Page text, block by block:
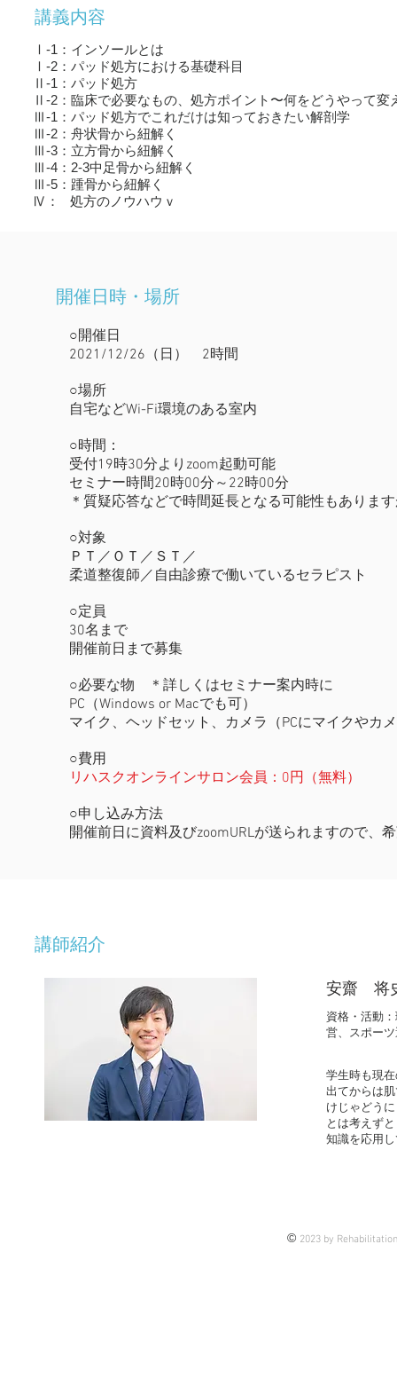
講義内容
Ⅰ-1：インソールとは
Ⅰ-2：パッド処方における基礎科目
Ⅱ-1：パッド処方
Ⅱ-2：臨床で必要なもの、処方ポイント〜何をどうやって変
Ⅲ-1：パッド処方でこれだけは知っておきたい解剖学
Ⅲ-2：舟状骨から紐解く
Ⅲ-3：立方骨から紐解く
Ⅲ-4：2-3中足骨から紐解く
Ⅲ-5：踵骨から紐解く
Ⅳ： 処方のノウハウｖ
開催日時・場所
○開催日
2021/12/26（日） 2時間
○場所
自宅などWi-Fi環境のある室内
○時間：
受付19時30分よりzoom起動可能
セミナー時間20時00分～22時00分
＊質疑応答などで時間延長となる可能性もありま
○対象
ＰＴ／ＯＴ／ＳＴ／
柔道整復師／自由診療で働いているセラピスト
○定員
30名まで
開催前日まで募集
○必要な物 ＊詳しくはセミナー案内時に
PC（Windows or Macでも可）
マイク、ヘッドセット、カメラ（PCにマイクやカ
○費用
リハスクオンラインサロン会員：0円（無料）
○申し込み方法
開催前日に資料及びzoomURLが送られますので、
講師紹介
安齋 将
資格・活動
営、スポー
学生時も現
出てからは
けじゃどう
とは考えず
知識を応用
© 2023 by